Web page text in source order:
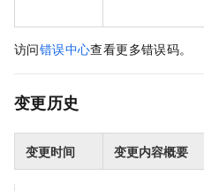
访问错误中心查看更多错误码。
变更历史
变更时间 变更内容概要